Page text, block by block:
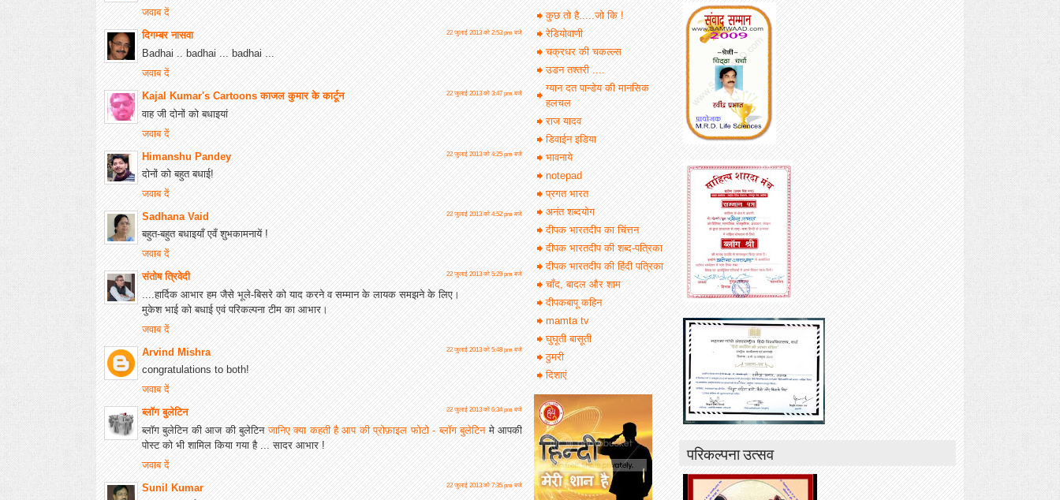
जवाब दें
दिगम्बर नासवा
22 जुलाई 2013 को 2:53 pm बजे
Badhai .. badhai ... badhai ...
जवाब दें
Kajal Kumar's Cartoons काजल कुमार के कार्टून
22 जुलाई 2013 को 3:47 pm बजे
वाह जी दोनों को बधाइयां
जवाब दें
Himanshu Pandey
22 जुलाई 2013 को 4:25 pm बजे
दोनों को बहुत बधाई!
जवाब दें
Sadhana Vaid
22 जुलाई 2013 को 4:52 pm बजे
बहुत-बहुत बधाइयाँ एवँ शुभकामनायें !
जवाब दें
संतोष त्रिवेदी
22 जुलाई 2013 को 5:29 pm बजे
....हार्दिक आभार हम जैसे भूले-बिसरे को याद करने व सम्मान के लायक समझने के लिए।
मुकेश भाई को बधाई एवं परिकल्पना टीम का आभार।
जवाब दें
Arvind Mishra
22 जुलाई 2013 को 5:48 pm बजे
congratulations to both!
जवाब दें
ब्लॉग बुलेटिन
22 जुलाई 2013 को 6:34 pm बजे
ब्लॉग बुलेटिन की आज की बुलेटिनजानिए क्या कहती है आप की प्रोफ़ाइल फोटो - ब्लॉग बुलेटिनमे आपकी
पोस्ट को भी शामिल किया गया है ... सादर आभार !
जवाब दें
Sunil Kumar
22 जुलाई 2013 को 7:35 pm बजे
परिकल्पना उत्सव
कुछ तो है.....जो कि !
रेडियोवाणी
चक्रधर की चकल्ल्स
उडन तश्तरी ....
ग्यान दत पान्डेय की मानसिक
हलचल
राज यादव
डिवाईन इडिया
भावनाये
notepad
प्रगत भारत
अनंत शब्दयोग
दीपक भारतदीप का चिंत्तन
दीपक भारतदीप की शब्द-पत्रिका
दीपक भारतदीप की हिंदी पत्रिका
चाँद, बादल और शाम
दीपकबापू कहिन
mamta tv
घुघूती बासूती
ठुमरी
दिशाएं